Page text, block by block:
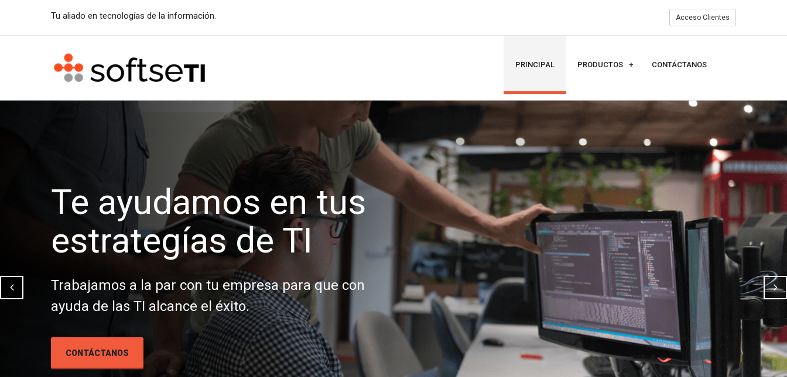
Tu aliado en tecnologías de la información. Acceso Clientes
PRINCIPAL PRODUCTOS CONTÁCTANOS
Te ayudamos en tus
estrategías de TI
Trabajamos a la par con tu empresa para que con
ayuda de las TI alcance el éxito.
CONTÁCTANOS